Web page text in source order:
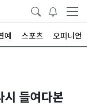
예 스포츠 오피니언
들여다본